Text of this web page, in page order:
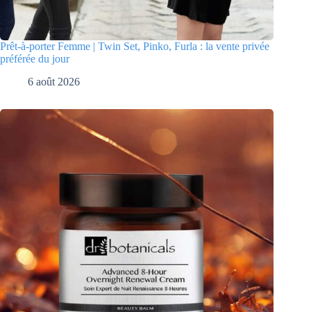
Prêt-à-porter Femme | Twin Set, Pinko, Furla : la vente privée
préférée du jour
6 août 2026